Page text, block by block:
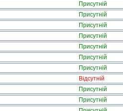
Присутній
Присутній
Присутній
Присутній
Присутній
Присутній
Присутній
Відсутній
Присутній
Присутній